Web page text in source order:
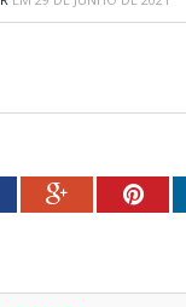
Google+